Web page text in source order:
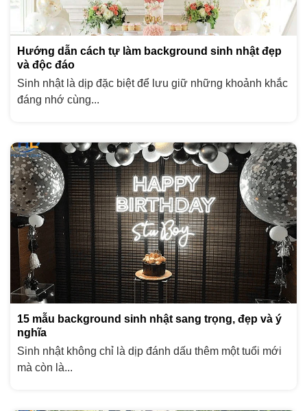
Hướng dẫn cách tự làm background sinh nhật đẹp
và độc đáo
Sinh nhật là dịp đặc biệt để lưu giữ những khoảnh khắc
đáng nhớ cùng...
15 mẫu background sinh nhật sang trọng, đẹp và ý
nghĩa
Sinh nhật không chỉ là dịp đánh dấu thêm một tuổi mới
mà còn là...